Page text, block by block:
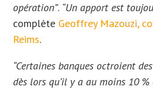
opération”. “Un apport est
complète Geoffrey Mazouzi,
Reims.
“Certaines banques octroient
dès lors qu’il y a au moins 10 %